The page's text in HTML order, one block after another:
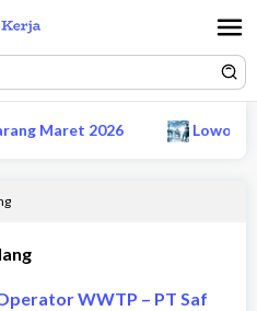
Maret 2026
WWTP – PT Saf